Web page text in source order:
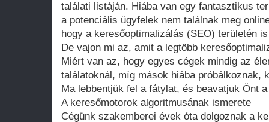
találati listáján. Hiába van egy fantasztikus
a potenciális ügyfelek nem találnak meg
hogy a keresőoptimalizálás (SEO) területén
De vajon mi az, amit a legtöbb
Miért van az, hogy egyes cégek mindig az
találatoknál, míg mások hiába próbálkoznak,
Ma lebbentjük fel a fátylat, és beavatjuk Önt
A keresőmotorok algoritmusának ismerete
Cégünk szakemberei évek óta dolgoznak a